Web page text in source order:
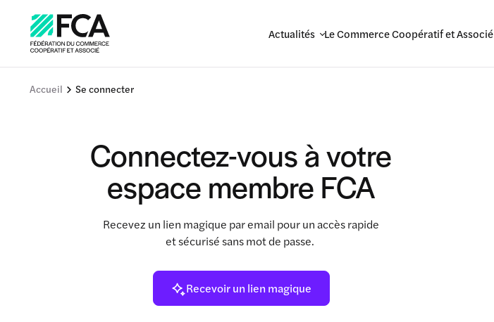
Actualités Le Commerce Coopératif et Associé
Accueil Se connecter
Connectez-vous à votre
espace membre FCA
Recevez un lien magique par email pour un accès rapide
et sécurisé sans mot de passe.
Recevoir un lien magique